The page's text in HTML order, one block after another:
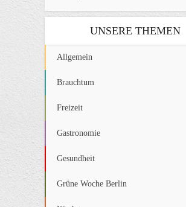
UNSERE THEMEN
Allgemein
Brauchtum
Freizeit
Gastronomie
Gesundheit
Grüne Woche Berlin